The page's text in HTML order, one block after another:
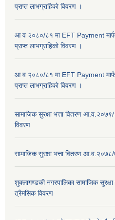
प्राप्त लाभग्राहिकाे विवरण ।
आ व २०८०/८१ मा EFT Payment मार्फत
प्राप्त लाभग्राहिकाे विवरण ।
आ व २०८०/८१ मा EFT Payment
प्राप्त लाभग्राहिकाे विवरण ।
सामाजिक सुरक्षा भत्ता वितरण
विवरण
सामाजिक सुरक्षा भत्ता वितरण
शुक्लागण्डकी नगरपालिका सामाजिक
त्रैमसिक विवरण